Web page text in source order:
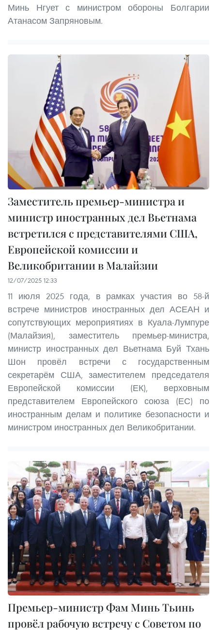
Минь Нгует с министром обороны Болгарии
Атанасом Запряновым.
Заместитель премьер-министра и
министр иностранных дел Вьетнама
встретился с представителями США,
Европейской комиссии и
Великобритании в Малайзии
12/07/2025 12:33
11 июля 2025 года, в рамках участия во 58-й
встрече министров иностранных дел АСЕАН и
сопутствующих мероприятиях в Куала-Лумпуре
(Малайзия), заместитель премьер-министра,
министр иностранных дел Вьетнама Буй Тхань
Шон провёл встречи с государственным
секретарём США, заместителем председателя
Европейской комиссии (ЕК), верховным
представителем Европейского союза (ЕС) по
иностранным делам и политике безопасности и
министром иностранных дел Великобритании.
Премьер-министр Фам Минь Тьинь
провёл рабочую встречу с Советом по